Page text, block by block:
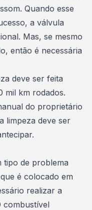
Quando esse
a válvula
Mas, se mesmo
então é necessária
deve ser feita
mil km rodados.
do proprietário
limpeza deve ser
tipo de problema
que é colocado em
realizar a
combustível